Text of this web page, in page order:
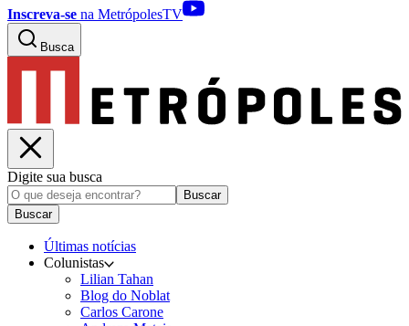
Inscreva-se na MetrópolesTV
Busca
Digite sua busca
Buscar
Buscar
Últimas notícias
Colunistas
Lilian Tahan
Blog do Noblat
Carlos Carone